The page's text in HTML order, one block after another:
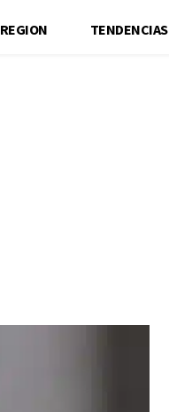
REGION TENDENCIAS